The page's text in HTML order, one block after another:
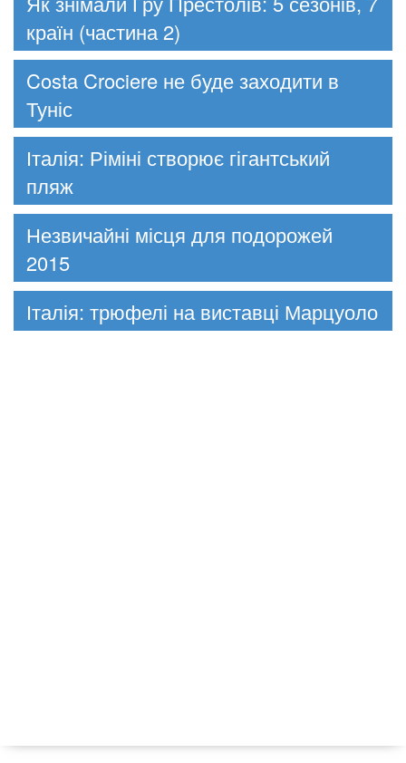
країн (частина 2)
Costa Crociere не буде заходити в
Туніс
Італія: Ріміні створює гігантський
пляж
Незвичайні місця для подорожей
2015
Італія: трюфелі на виставці Марцуоло